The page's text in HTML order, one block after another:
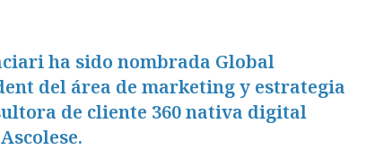
ha sido nombrada Global
del área de marketing y estrategia
de cliente 360 nativa digital